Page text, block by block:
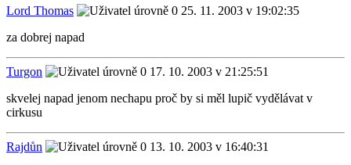
Lord Thomas
25. 11. 2003 v 19:02:35
za dobrej napad
Turgon
17. 10. 2003 v 21:25:51
skvelej napad jenom nechapu proč by si měl lupič vydělávat v
cirkusu
Rajdůn
13. 10. 2003 v 16:40:31